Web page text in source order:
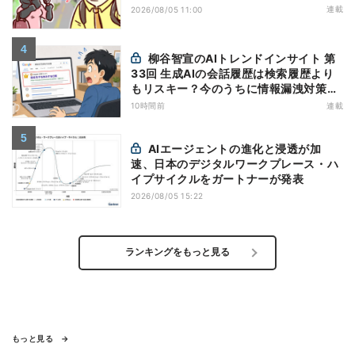
2026/08/05 11:00 連載
33回 生成AIの会話履歴は検索履歴より
もリスキー？今のうちに情報漏洩対策を
万全にしておこう
10時間前 連載
速、日本のデジタルワークプレース・ハ
イプサイクルをガートナーが発表
2026/08/05 15:22
ランキングをもっと見る
もっと見る